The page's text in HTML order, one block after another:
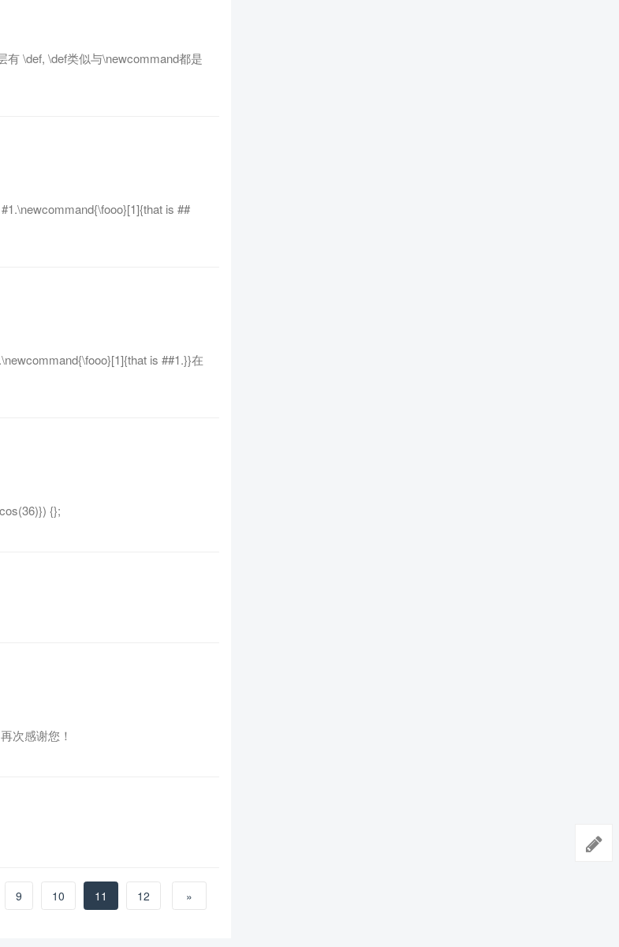
有 \def, \def类似与\newcommand都是
is ##
is ##1.}}在
{};
次感谢您！
9 10 11 12 »